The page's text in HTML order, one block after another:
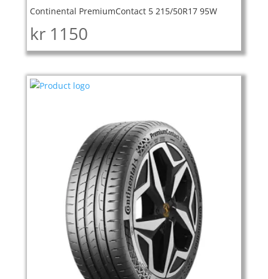
Continental PremiumContact 5 215/50R17 95W
kr 1150